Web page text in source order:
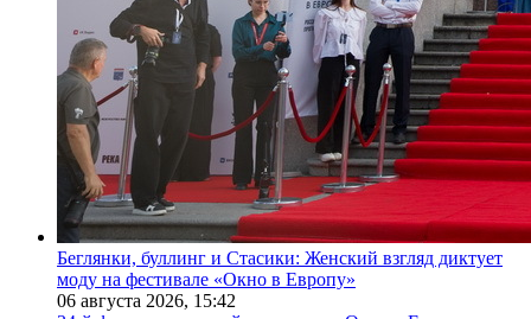
Беглянки, буллинг и Стасики: Женский взгляд диктует
моду на фестивале «Окно в Европу»
06 августа 2026, 15:42